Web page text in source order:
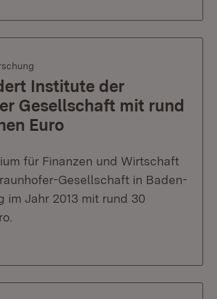
Institute der
Gesellschaft mit rund
Euro
für Finanzen und Wirtschaft
Gesellschaft in Baden-
im Jahr 2013 mit rund 30